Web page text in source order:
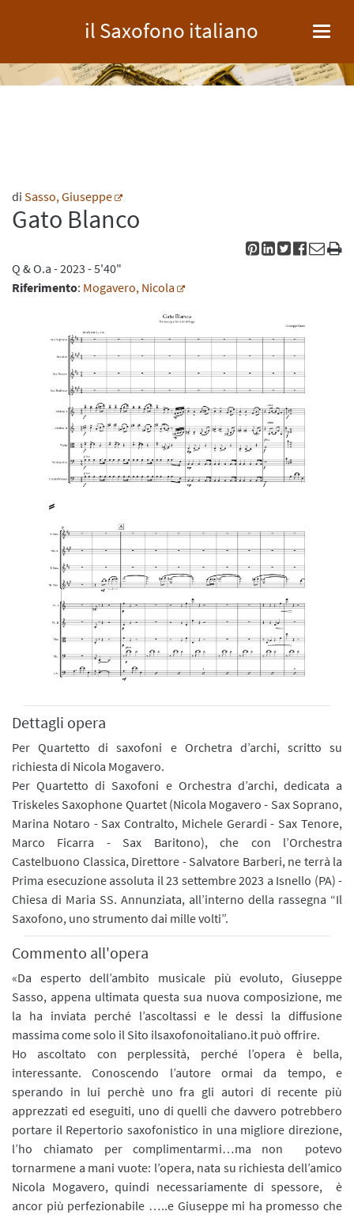
il Saxofono italiano
di Sasso, Giuseppe
Gato Blanco
Q &O.a - 2023 - 5'40"
Riferimento: Mogavero, Nicola
Dettagli opera
Per Quartetto di saxofoni e Orchetra d’archi, scritto su
richiesta di Nicola Mogavero.
Per Quartetto di Saxofoni e Orchestra d’archi, dedicata a
Triskeles Saxophone Quartet (Nicola Mogavero - Sax Soprano,
Marina Notaro - Sax Contralto, Michele Gerardi - Sax Tenore,
Marco Ficarra - Sax Baritono), che con l’Orchestra
Castelbuono Classica, Direttore - Salvatore Barberi, ne terrà la
Prima esecuzione assoluta il 23 settembre 2023 a Isnello (PA) -
Chiesa di Maria SS. Annunziata, all’interno della rassegna “Il
Saxofono, uno strumento dai mille volti”.
Commento all'opera
«Da esperto dell’ambito musicale più evoluto, Giuseppe
Sasso, appena ultimata questa sua nuova composizione, me
la ha inviata perché l’ascoltassi e le dessi la diffusione
massima come solo il Sito ilsaxofonoitaliano.it può offrire.
Ho ascoltato con perplessità, perché l’opera è bella,
interessante. Conoscendo l’autore ormai da tempo, e
sperando in lui perchè uno fra gli autori di recente più
apprezzati ed eseguiti, uno di quelli che davvero potrebbero
portare il Repertorio saxofonistico in una migliore direzione,
l’ho chiamato per complimentarmi…ma non potevo
tornarmene a mani vuote: l’opera, nata su richiesta dell’amico
Nicola Mogavero, quindi necessariamente di spessore, è
ancor più perfezionabile …..e Giuseppe mi ha promesso che